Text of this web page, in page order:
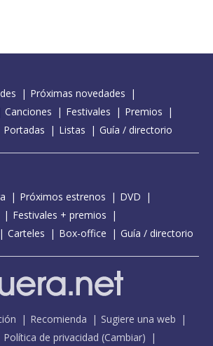
Próximas novedades
Canciones Festivales
Premios
Portadas Listas Guía / directorio
Próximos estrenos
DVD
Festivales + premios
Carteles Box-office Guía / directorio
Recomienda
Sugiere una web
Política de privacidad (Cambiar)